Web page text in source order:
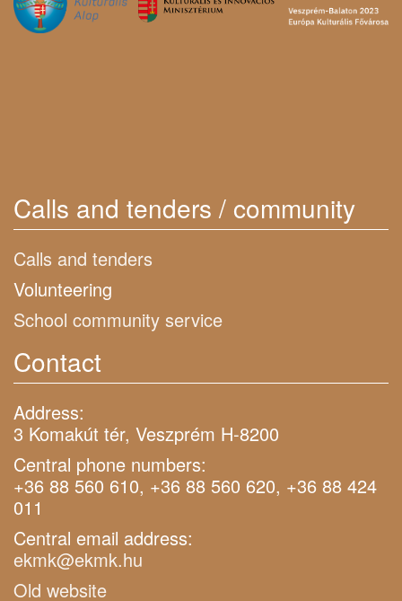
Calls and tenders / community
Calls and tenders
Volunteering
School community service
Contact
Address:
3 Komakút tér, Veszprém H-8200
Central phone numbers:
+36 88 560 610, +36 88 560 620, +36 88 424
011
Central email address:
ekmk@ekmk.hu
Old website